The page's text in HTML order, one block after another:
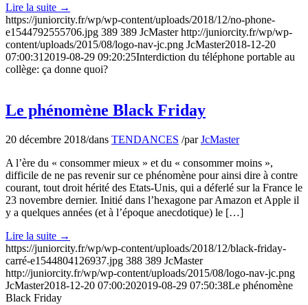
Lire la suite →
https://juniorcity.fr/wp/wp-content/uploads/2018/12/no-phone-
e1544792555706.jpg 389 389 JcMaster http://juniorcity.fr/wp/wp-
content/uploads/2015/08/logo-nav-jc.png JcMaster2018-12-20
07:00:31 2019-08-29 09:20:25Interdiction du téléphone portable au
collège: ça donne quoi?
Le phénomène Black Friday
20 décembre 2018/dans TENDANCES /parJcMaster
A l’ère du « consommer mieux » et du « consommer moins »,
difficile de ne pas revenir sur ce phénomène pour ainsi dire à contre
courant, tout droit hérité des Etats-Unis, qui a déferlé sur la France le
23 novembre dernier. Initié dans l’hexagone par Amazon et Apple il
y a quelques années (et à l’époque anecdotique) le […]
Lire la suite →
https://juniorcity.fr/wp/wp-content/uploads/2018/12/black-friday-
carré-e1544804126937.jpg 388 389 JcMaster
http://juniorcity.fr/wp/wp-content/uploads/2015/08/logo-nav-jc.png
JcMaster2018-12-20 07:00:202019-08-29 07:50:38Le phénomène
Black Friday